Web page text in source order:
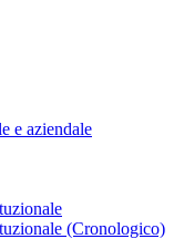
e aziendale
(Cronologico)